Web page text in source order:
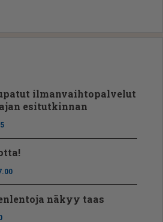
ilmanvaihtopalvelut
esitutkinnan
näkyy taas